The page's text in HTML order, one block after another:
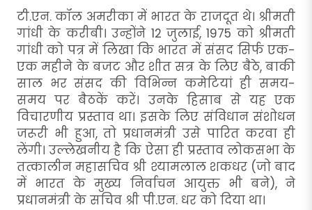
टी.एन. कॉल अमरीका में भारत के राजदूत थे। श्रीमती
गांधी के करीबी। उन्होंने 12 जुलाई, 1975 को श्रीमती
गांधी को पत्र में लिखा कि भारत में संसद सिर्फ एक-
एक महीने के बजट और शीत सत्र के लिए बैठे, बाकी
साल भर संसद की विभिन्न कमेटियां ही समय-
समय पर बैठकें करें। उनके हिसाब से यह एक
विचारणीय प्रस्ताव था। इसके लिए संविधान संशोधन
जरूरी भी हुआ, तो प्रधानमंत्री उसे पारित करवा ही
लेंगी। उल्लेखनीय है कि ऐसा ही प्रस्ताव लोकसभा के
तत्कालीन महासचिव श्री श्यामलाल शकधर (जो बाद
में भारत के मुख्य निर्वाचन आयुक्त भी बने), ने
प्रधानमंत्री के सचिव श्री पी.एन. धर को दिया था।